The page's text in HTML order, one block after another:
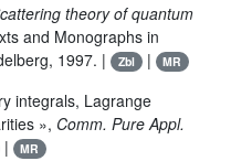
theory of quantum
and Monographs in
1997. |
Zbl | MR
integrals, Lagrange
», Comm. Pure Appl.
| MR